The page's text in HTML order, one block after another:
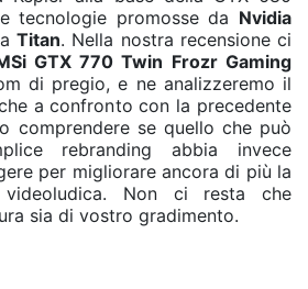
tecnologie promosse da Nvidia
Titan. Nella nostra recensione ci
GTX 770 Twin Frozr Gaming
di pregio, e ne analizzeremo il
a confronto con la precedente
comprendere se quello che può
rebranding abbia invece
per migliorare ancora di più la
videoludica. Non ci resta che
sia di vostro gradimento.